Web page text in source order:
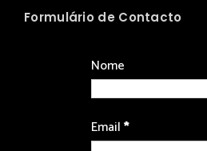
Formulário de Contacto
Nome
Email*